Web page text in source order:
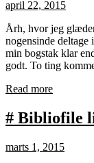
april 22, 2015
Årh, hvor jeg
nogensinde
min bogstak klar
godt. To ting
Read more
# Bibliofile
marts 1, 2015